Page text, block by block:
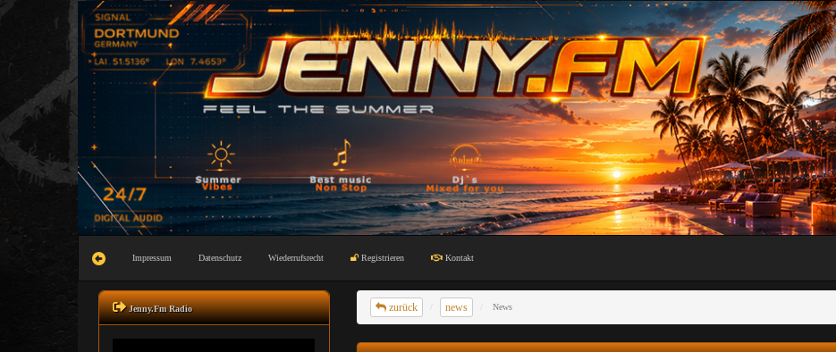
Impressum Datenschutz Wiederrufsrecht Registrieren Kontakt
Jenny.Fm Radio zurück news News